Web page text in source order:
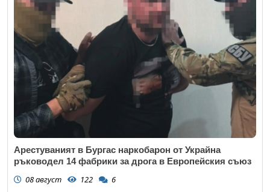
Откажи
Коментар
Арестуваният в Бургас наркобарон от Украйна
ръководел 14 фабрики за дрога в Европейския съюз
08 август 122 6